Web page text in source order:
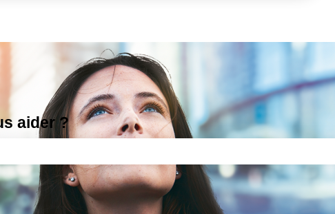
aider ?
recherche est vide.